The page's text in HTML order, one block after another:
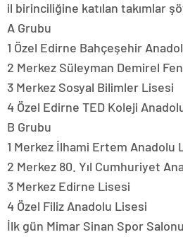
il birinciliğine katılan takımlar
A Grubu
1 Özel Edirne Bahçeşehir
2 Merkez Süleyman Demirel
3 Merkez Sosyal Bilimler Lisesi
4 Özel Edirne TED Koleji
B Grubu
1 Merkez İlhami Ertem Anadolu
2 Merkez 80. Yıl Cumhuriyet
3 Merkez Edirne Lisesi
4 Özel Filiz Anadolu Lisesi
İlk gün Mimar Sinan Spor